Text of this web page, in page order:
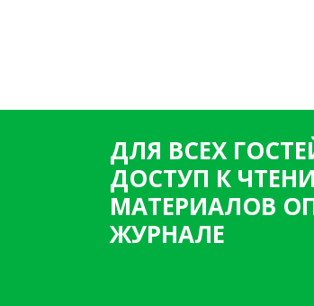
ДЛЯ ВСЕХ
ДОСТУП К
МАТЕРИАЛОВ
ЖУРНАЛЕ